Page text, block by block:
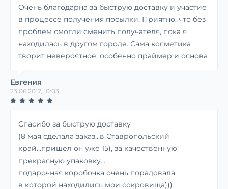
Очень благодарна за быструю доставку и участие
в процессе получения посылки. Приятно, что без
проблем смогли сменить получателя, пока я
находилась в другом городе. Сама косметика
творит невероятное, особенно праймер и основа
Евгения
23.06.2017, 10:03
Спасибо за быструю доставку
(8 мая сделала заказ...в Ставропольский
край...пришел он уже 15), за качественную
прекрасную упаковку...
подарочная коробочка очень порадовала,
в которой находились мои сокровища)))